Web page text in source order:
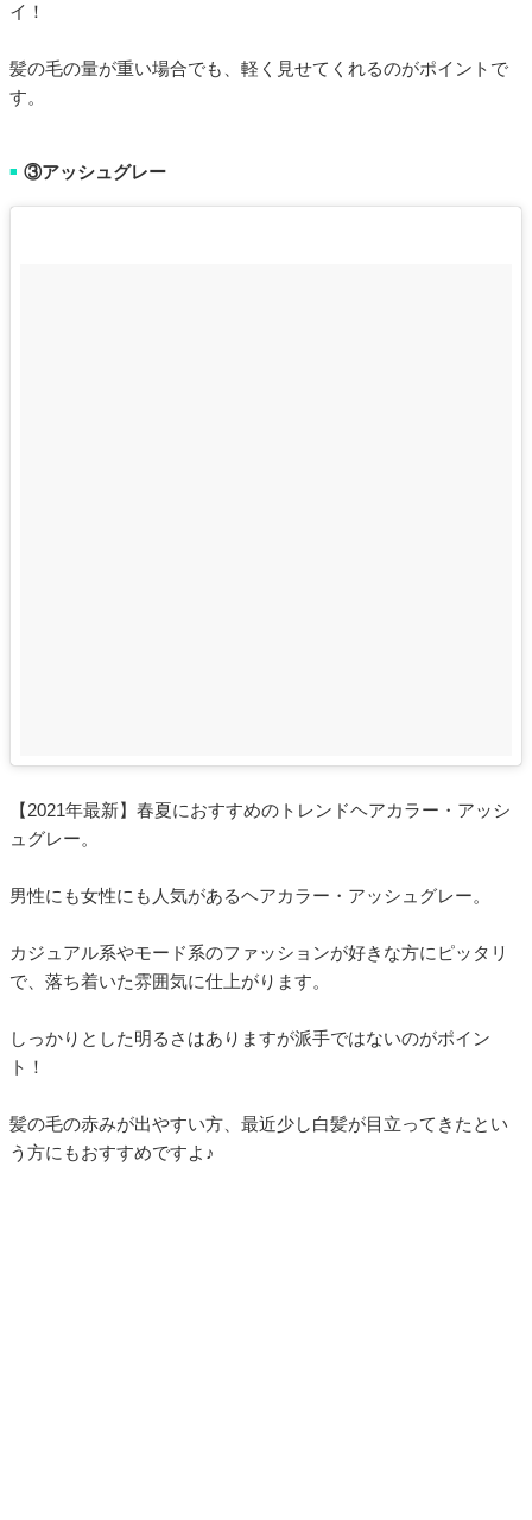
イ！
髪の毛の量が重い場合でも、軽く見せてくれるのがポイントで
す。
■ ③アッシュグレー
【2021年最新】春夏におすすめのトレンドヘアカラー・アッシ
ュグレー。
男性にも女性にも人気があるヘアカラー・アッシュグレー。
カジュアル系やモード系のファッションが好きな方にピッタリ
で、落ち着いた雰囲気に仕上がります。
しっかりとした明るさはありますが派手ではないのがポイン
ト！
髪の毛の赤みが出やすい方、最近少し白髪が目立ってきたとい
う方にもおすすめですよ♪